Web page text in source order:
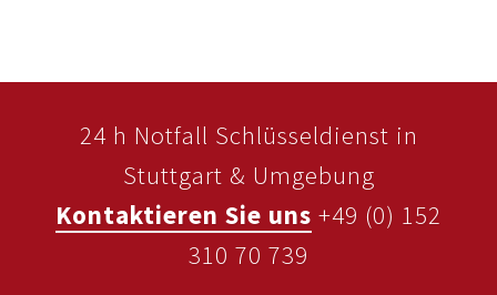
24 h Notfall Schlüsseldienst in
Stuttgart & Umgebung
Kontaktieren Sie uns +49 (0) 152
310 70 739